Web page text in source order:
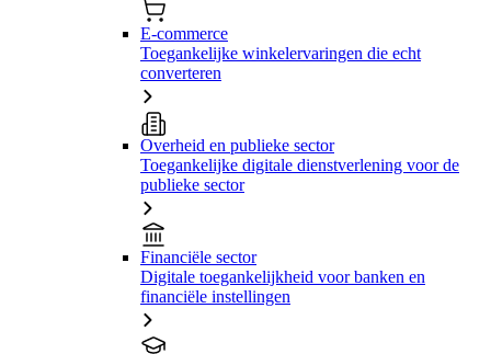
E-commerce
Toegankelijke winkelervaringen die echt
converteren
Overheid en publieke sector
Toegankelijke digitale dienstverlening voor de
publieke sector
Financiële sector
Digitale toegankelijkheid voor banken en
financiële instellingen